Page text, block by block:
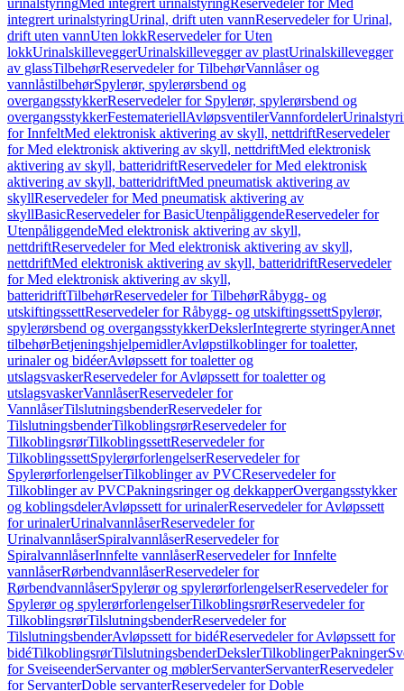
urinalstyringMed integrert urinalstyringReservedeler for Med
integrert urinalstyringUrinal, drift uten vannReservedeler for Urinal,
drift uten vannUten lokkReservedeler for Uten
lokkUrinalskilleveggerUrinalskillevegger av plastUrinalskillevegger
av glassTilbehørReservedeler for TilbehørVannlåser og
vannlåstilbehørSpylerør, spylerørsbend og
overgangsstykkerReservedeler for Spylerør, spylerørsbend og
overgangsstykkerFestemateriellAvløpsventilerVannfordeler
for InnfeltMed elektronisk aktivering av skyll, nettdriftReservedeler
for Med elektronisk aktivering av skyll, nettdriftMed elektronisk
aktivering av skyll, batteridriftReservedeler for Med elektronisk
aktivering av skyll, batteridriftMed pneumatisk aktivering av
skyllReservedeler for Med pneumatisk aktivering av
skyllBasicReservedeler for BasicUtenpåliggendeReservedeler for
UtenpåliggendeMed elektronisk aktivering av skyll,
nettdriftReservedeler for Med elektronisk aktivering av skyll,
nettdriftMed elektronisk aktivering av skyll, batteridriftReservedeler
for Med elektronisk aktivering av skyll,
batteridriftTilbehørReservedeler for TilbehørRåbygg- og
utskiftingssettReservedeler for Råbygg- og utskiftingssettSpylerør,
spylerørsbend og overgangsstykkerDekslerIntegrerte styringerAnnet
tilbehørBetjeningshjelpemidlerAvløpstilkoblinger for toaletter,
urinaler og bidéerAvløpssett for toaletter og
utslagsvaskerReservedeler for Avløpssett for toaletter og
utslagsvaskerVannlåserReservedeler for
VannlåserTilslutningsbenderReservedeler for
TilslutningsbenderTilkoblingsrørReservedeler for
TilkoblingsrørTilkoblingssettReservedeler for
TilkoblingssettSpylerørforlengelserReservedeler for
SpylerørforlengelserTilkoblinger av PVCReservedeler for
Tilkoblinger av PVCPakningsringer og dekkapperOvergangsstykker
og koblingsdelerAvløpssett for urinalerReservedeler for Avløpssett
for urinalerUrinalvannlåserReservedeler for
UrinalvannlåserSpiralvannlåserReservedeler for
SpiralvannlåserInnfelte vannlåserReservedeler for Innfelte
vannlåserRørbendvannlåserReservedeler for
RørbendvannlåserSpylerør og spylerørforlengelserReservedeler for
Spylerør og spylerørforlengelserTilkoblingsrørReservedeler for
TilkoblingsrørTilslutningsbenderReservedeler for
TilslutningsbenderAvløpssett for bidéReservedeler for Avløpssett for
bidéTilkoblingsrørTilslutningsbenderDekslerTilkoblingerPakninger
for SveiseenderServanter og møblerServanterServanterReservedeler
for ServanterDoble servanterReservedeler for Doble